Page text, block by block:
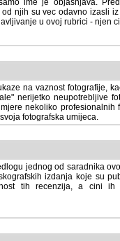
ime je objasnjava.
njih su vec odavno izasli iz
u ovoj rubrici - njen cilj
na vaznost fotografije,
nerijetko neupotrebljive
nekoliko profesionalnih
fotografska umijeca.
jednog od saradnika
izdanja koje su
tih recenzija, a cini